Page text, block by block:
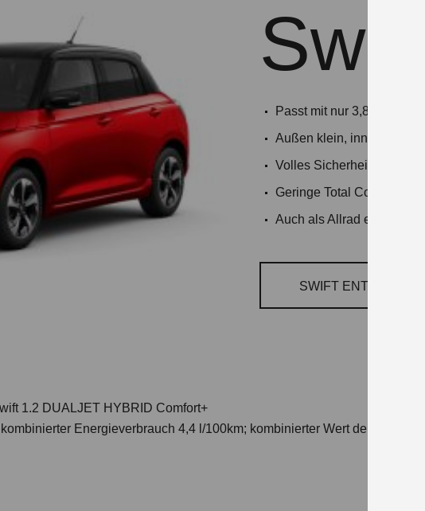
Swift
Passt mit nur 3,8 Metern
Außen klein, innen
Volles Sicherheitspaket
Geringe Total Cost of
Auch als Allrad erhältlich
SWIFT ENTDECKEN
1.2 DUALJET HYBRID Comfort+
Energieverbrauch 4,4 l/100km; kombinierter Wert der CO₂-